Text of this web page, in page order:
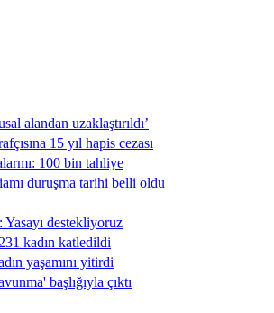
alandan uzaklaştırıldı’
15 yıl hapis cezası
100 bin tahliye
duruşma tarihi belli oldu
destekliyoruz
kadın katledildi
yaşamını yitirdi
başlığıyla çıktı